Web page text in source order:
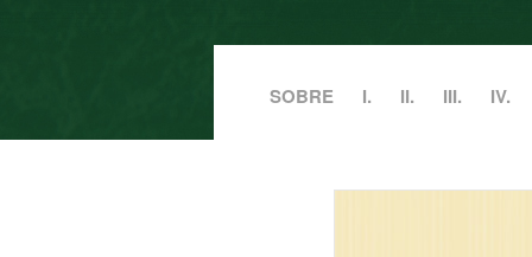
SOBRE I. II. III. IV.